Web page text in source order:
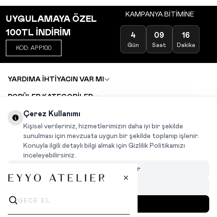
UYGULAMAYA ÖZEL
100TL İNDİRİM
KOD: APP100
KAMPANYA BİTİMİNE
4
Gün
09
Saat
16
Dakika
YARDIMA İHTİYACIN VAR MI
POPÜLER KATEGORİLER
DEĞİŞİM VE İADE TALEBİ
KARIYER
INSTAGRAM
Çerez Kullanımı
Kişisel verileriniz, hizmetlerimizin daha iyi bir şekilde
sunulması için mevzuata uygun bir şekilde toplanıp işlenir.
Konuyla ilgili detaylı bilgi almak için Gizlilik Politikamızı
inceleyebilirsiniz.
Çerezleri Özelleştir